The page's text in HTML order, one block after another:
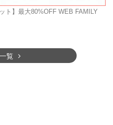
ト】最大80%OFF WEB FAMILY
覧